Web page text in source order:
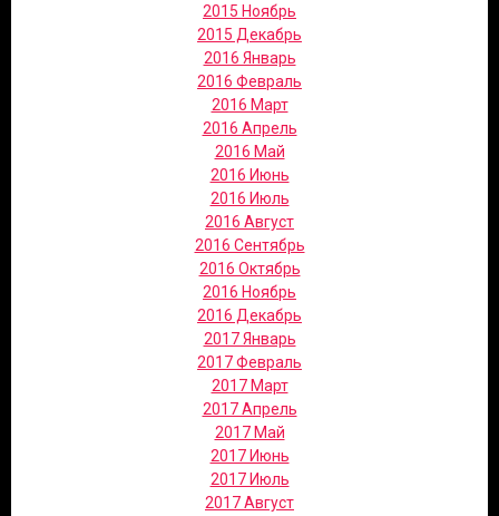
2015 Ноябрь
2015 Декабрь
2016 Январь
2016 Февраль
2016 Март
2016 Апрель
2016 Май
2016 Июнь
2016 Июль
2016 Август
2016 Сентябрь
2016 Октябрь
2016 Ноябрь
2016 Декабрь
2017 Январь
2017 Февраль
2017 Март
2017 Апрель
2017 Май
2017 Июнь
2017 Июль
2017 Август